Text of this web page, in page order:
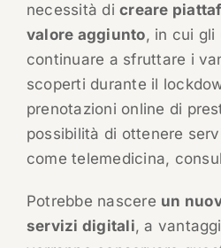
necessità dicreare
valore aggiunto, in cui gli
continuare a sfruttare i
scoperti durante il
prenotazioni online di
possibilità di ottenere
come telemedicina,
Potrebbe nascere un
servizi digitali, a